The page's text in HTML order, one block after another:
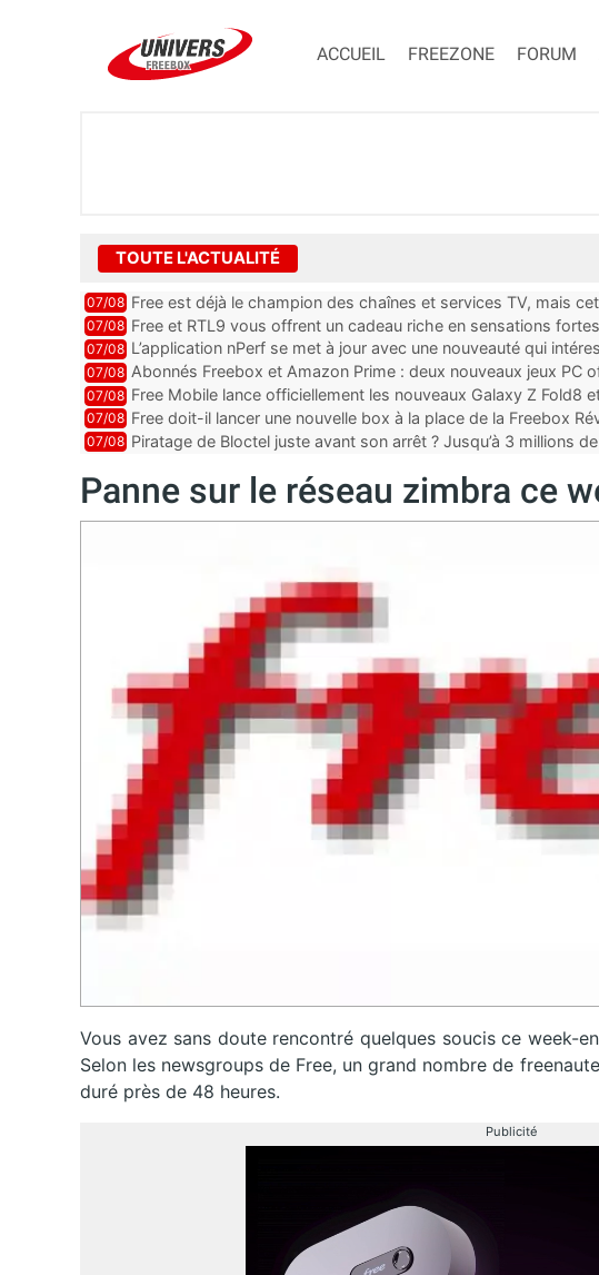
ACCUEIL FREEZONE FORUM
TOUTE L'ACTUALITÉ
07/08 Free est déjà le champion des chaînes et services TV, mais
encore au moin...
07/08 Free et RTL9 vous offrent un cadeau riche en sensations
l’obtenir
07/08 L’application nPerf se met à jour avec une nouveauté qui
Mobile, Orange, SFR ...
07/08 Abonnés Freebox et Amazon Prime : deux nouveaux jeux PC
07/08 Free Mobile lance officiellement les nouveaux Galaxy Z Fold8
des promos et des cadeaux
07/08 Free doit-il lancer une nouvelle box à la place de la Freebox
07/08 Piratage de Bloctel juste avant son arrêt ? Jusqu’à 3 millions
Panne sur le réseau zimbra ce
Vous avez sans doute rencontré quelques soucis ce week-
Selon les newsgroups de Free, un grand nombre de
duré près de 48 heures.
Publicité